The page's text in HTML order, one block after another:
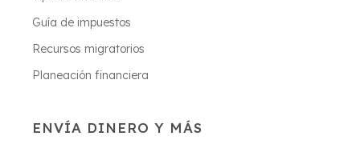
Guía de impuestos
Recursos migratorios
Planeación financiera
ENVÍA DINERO Y MÁS